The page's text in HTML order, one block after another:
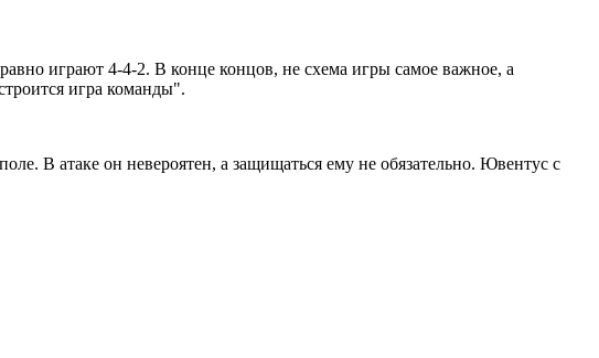
играют 4-4-2. В конце концов, не схема игры самое важное, а
игра команды".
В атаке он невероятен, а защищаться ему не обязательно. Ювентус с